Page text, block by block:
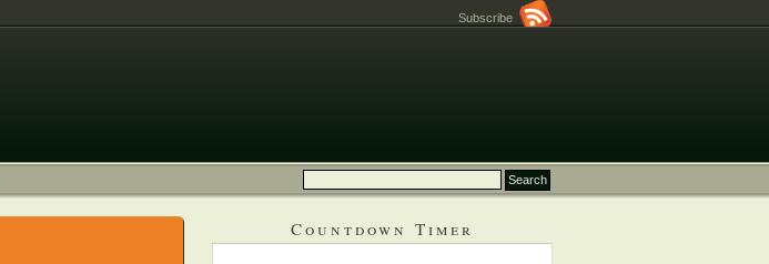
Subscribe
Countdown Timer